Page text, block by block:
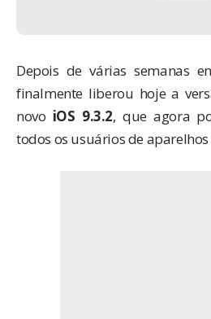
Depois de várias semanas
finalmente liberou hoje a
novo iOS 9.3.2, que agora
todos os usuários de